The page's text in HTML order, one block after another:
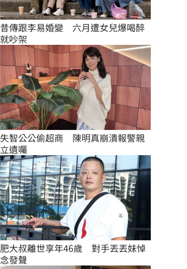
昔傳跟李易婚變　六月遭女兒爆喝醉
就吵架
失智公公偷超商　陳明真崩潰報警親
立遺囑
肥大叔離世享年46歲　對手丟丟妹悼
念發聲